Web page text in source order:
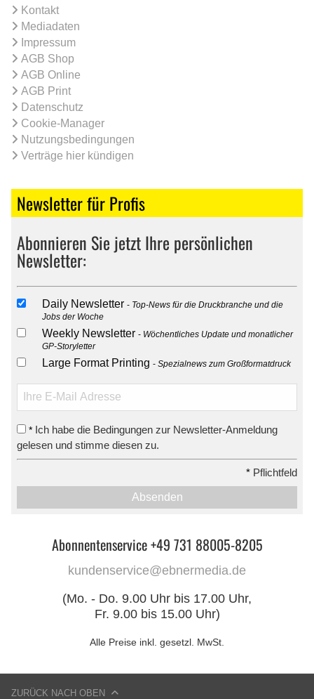
Kontakt
Mediadaten
Impressum
AGB Shop
AGB Online
AGB Print
Datenschutz
Cookie-Manager
Nutzungsbedingungen
Verträge hier kündigen
Newsletter für Profis
Abonnieren Sie jetzt Ihre persönlichen
Newsletter:
Daily Newsletter
Top-News für die Druckbranche und die
Jobs der Woche
Weekly Newsletter
Wöchentliches Update und monatlicher
GP-Storyletter
Large Format Printing Spezialnews zum Großformatdruck
* Ich habe die Bedingungen zur Newsletter-Anmeldung
gelesen und stimme diesen zu.
* Pflichtfeld
Absenden
Abonnentenservice +49 731 88005-8205
kundenservice@ebnermedia.de
(Mo. - Do. 9.00 Uhr bis 17.00 Uhr,
Fr. 9.00 bis 15.00 Uhr)
Alle Preise inkl. gesetzl. MwSt.
ZURÜCK NACH OBEN